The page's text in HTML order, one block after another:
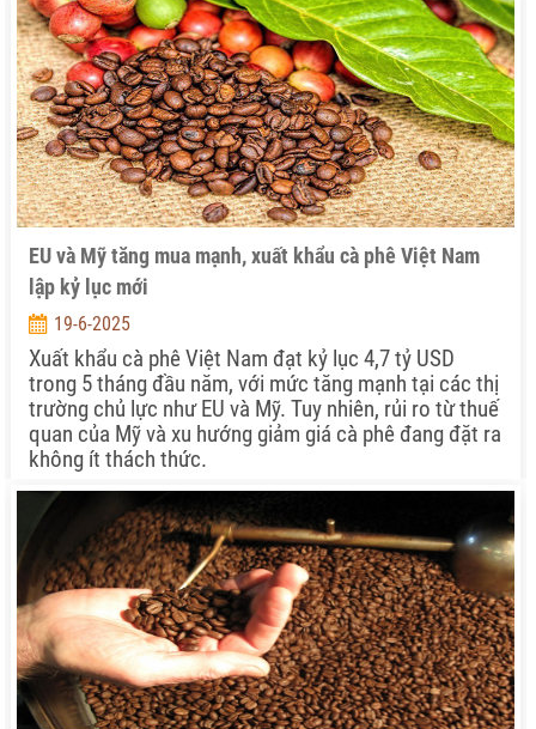
EU và Mỹ tăng mua mạnh, xuất khẩu cà phê Việt Nam
lập kỷ lục mới
19-6-2025
Xuất khẩu cà phê Việt Nam đạt kỷ lục 4,7 tỷ USD
trong 5 tháng đầu năm, với mức tăng mạnh tại các thị
trường chủ lực như EU và Mỹ. Tuy nhiên, rủi ro từ thuế
quan của Mỹ và xu hướng giảm giá cà phê đang đặt ra
không ít thách thức.